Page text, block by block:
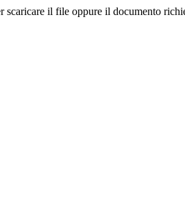
scaricare il file oppure il documento